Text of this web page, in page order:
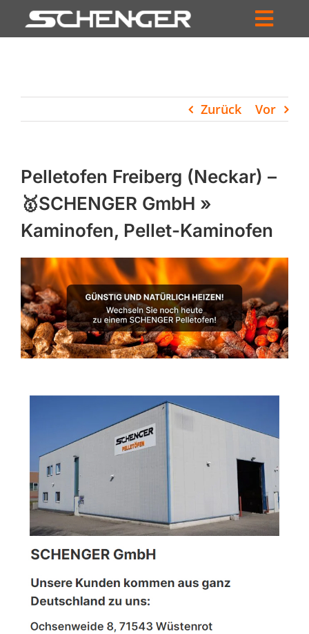
Inhalt
HÄNDLERSUCHE
UNTERNEHMEN
PROFIL
WARENKORB
PRODUCTS
SEARCH
Zurück Vor
Pelletofen Freiberg (Neckar) –
🥇SCHENGER GmbH »
Kaminofen, Pellet-Kaminofen